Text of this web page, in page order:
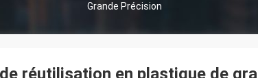
Grande Précision
réutilisation en plastique de